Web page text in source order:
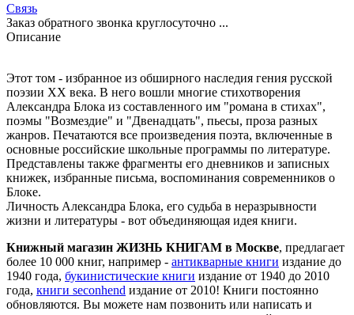
Связь
Заказ обратного звонка круглосуточно ...
Описание
Этот том - избранное из обширного наследия гения русской
поэзии XX века. В него вошли многие стихотворения
Александра Блока из составленного им "романа в стихах",
поэмы "Возмездие" и "Двенадцать", пьесы, проза разных
жанров. Печатаются все произведения поэта, включенные в
основные российские школьные программы по литературе.
Представлены также фрагменты его дневников и записных
книжек, избранные письма, воспоминания современников о
Блоке.
Личность Александра Блока, его судьба в неразрывности
жизни и литературы - вот объединяющая идея книги.
Книжный магазин ЖИЗНЬ КНИГАМ в Москве, предлагает
более 10 000 книг, например - антикварные книги издание до
1940 года, букинистические книги издание от 1940 до 2010
года, книги seconhend издание от 2010! Книги постоянно
обновляются. Вы можете нам позвонить или написать и